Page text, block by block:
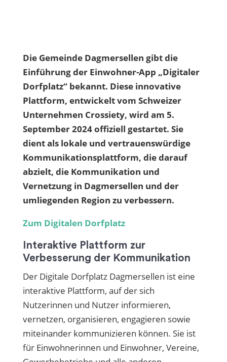
Die Gemeinde Dagmersellen gibt die
Einführung der Einwohner-App „Digitaler
Dorfplatz“ bekannt. Diese innovative
Plattform, entwickelt vom Schweizer
Unternehmen Crossiety, wird am 5.
September 2024 offiziell gestartet. Sie
dient als lokale und vertrauenswürdige
Kommunikationsplattform, die darauf
abzielt, die Kommunikation und
Vernetzung in Dagmersellen und der
umliegenden Region zu verbessern.
Zum Digitalen Dorfplatz
Interaktive Plattform zur
Verbesserung der Kommunikation
Der Digitale Dorfplatz Dagmersellen ist eine
interaktive Plattform, auf der sich
Nutzerinnen und Nutzer informieren,
vernetzen, organisieren, engagieren sowie
miteinander kommunizieren können. Sie ist
für Einwohnerinnen und Einwohner, Vereine,